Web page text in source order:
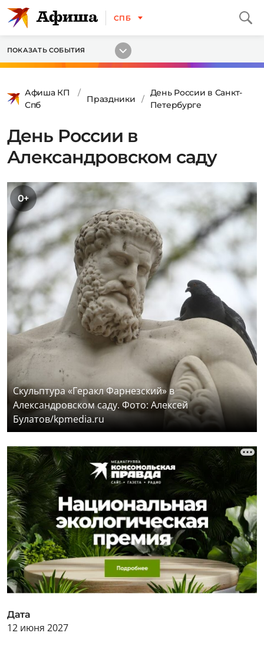
СПБ
ПОКАЗАТЬ СОБЫТИЯ
Афиша КП
Спб
Праздники
День России в Санкт-
Петербурге
День России в
Александровском саду
0+
Скульптура «Геракл Фарнезский» в
Александровском саду. Фото: Алексей
Булатов/kpmedia.ru
Дата
12 июня 2027